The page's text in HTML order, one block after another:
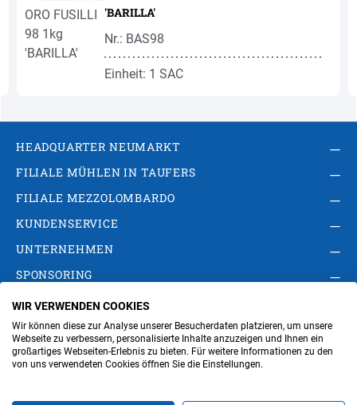
'BARILLA'
Nr.: BAS98
Einheit: 1 SAC
HEADQUARTER NEUMARKT
FILIALE MÜHLEN IN TAUFERS
FILIALE MEZZOLOMBARDO
KUNDENSERVICE
UNTERNEHMEN
SPONSORING
AGB Privacy Policy
Impressum
Cookie-Einstellungen ändern
Verwaltung
WIR VERWENDEN COOKIES
Wir können diese zur Analyse unserer Besucherdaten platzieren, um unsere
Webseite zu verbessern, personalisierte Inhalte anzuzeigen und Ihnen ein
großartiges Webseiten-Erlebnis zu bieten. Für weitere Informationen zu den
von uns verwendeten Cookies öffnen Sie die Einstellungen.